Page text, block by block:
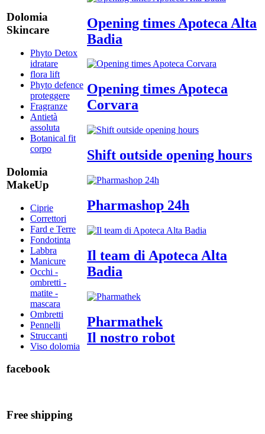
Dolomia
Skincare
Phyto Detox
idratare
flora lift
Phyto defence
proteggere
Fragranze
Antietà
assoluta
Botanical fit
corpo
Dolomia
MakeUp
Ciprie
Correttori
Fard e Terre
Fondotinta
Labbra
Manicure
Occhi -
ombretti -
matite -
mascara
Ombretti
Pennelli
Struccanti
Viso dolomia
facebook
Free shipping
Opening times Apoteca Alta
Badia
Opening times Apoteca
Corvara
Shift outside opening hours
Pharmashop 24h
Il team di Apoteca Alta
Badia
Pharmathek
Il nostro robot